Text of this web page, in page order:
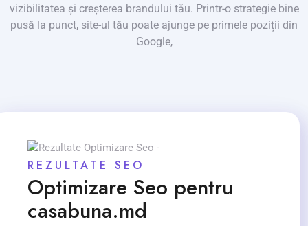
vizibilitatea și creșterea brandului tău. Printr-o strategie bine
pusă la punct, site-ul tău poate ajunge pe primele poziții din
Google,
REZULTATE SEO
Optimizare Seo pentru
casabuna.md